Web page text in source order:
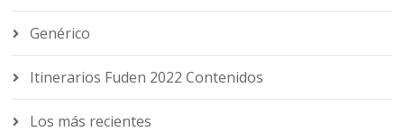
Genérico
Itinerarios Fuden 2022 Contenidos
Los más recientes